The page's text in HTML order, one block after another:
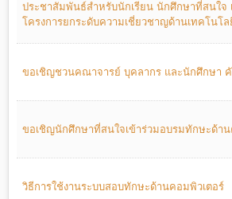
ประชาสัมพันธ์สำหรับนักเรียน นักศึกษาที่สนใจ
โครงการยกระดับความเชี่ยวชาญด้านเทคโนโ
ขอเชิญชวนคณาจารย์ บุคลากร และนักศึกษา
ขอเชิญนักศึกษาที่สนใจเข้าร่วมอบรมทักษะด้า
วิธีการใช้งานระบบสอบทักษะด้านคอมพิวเตอร์